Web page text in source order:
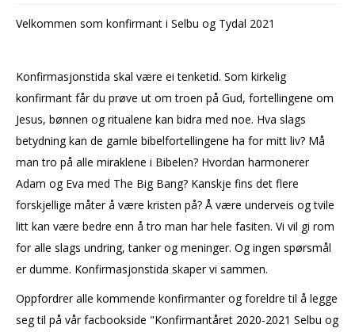
KALENDER
MENIGHETSBLADET
SELBU MENIGHETSHUS
Velkommen som konfirmant i Selbu og Tydal 2021
Konfirmasjonstida skal være ei tenketid. Som kirkelig
konfirmant får du prøve ut om troen på Gud, fortellingene om
Jesus, bønnen og ritualene kan bidra med noe. Hva slags
betydning kan de gamle bibelfortellingene ha for mitt liv? Må
man tro på alle miraklene i Bibelen? Hvordan harmonerer
Adam og Eva med The Big Bang? Kanskje fins det flere
forskjellige måter å være kristen på? Å være underveis og tvile
litt kan være bedre enn å tro man har hele fasiten. Vi vil gi rom
for alle slags undring, tanker og meninger. Og ingen spørsmål
er dumme. Konfirmasjonstida skaper vi sammen.
Oppfordrer alle kommende konfirmanter og foreldre til å legge
seg til på vår facbookside "Konfirmantåret 2020-2021 Selbu og